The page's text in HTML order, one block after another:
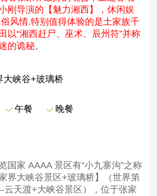
刚导演的【魅力湘西】，休闲娱
风情.特别值得体验的是土家族千
以“湘西赶尸、巫术、辰州符”并称
的诡秘。
大峡谷+玻璃桥
午餐 晚餐
国家 AAAA 景区有“小九寨沟”之称
界大峡谷景区+玻璃桥】（世界第
云天渡+大峡谷景区），位于张家